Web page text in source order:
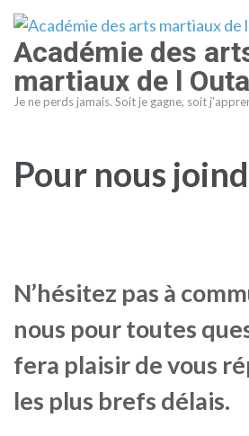
Aller
contenu
(Pressez
Entrée)
Académie des
martiaux de l
Je ne perds jamais. Soit je gagne, soit
Pour nous
N’hésitez pas à
nous pour toutes
fera plaisir de vous
les plus brefs délais.